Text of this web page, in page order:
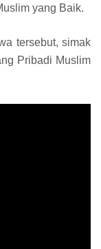
yang Baik.
tersebut, simak
Pribadi Muslim